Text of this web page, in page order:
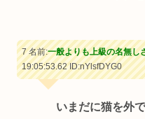
7 名前:一般よりも上級の名無し
19:05:53.62ID:nYlsfDYG0
いまだに猫を外